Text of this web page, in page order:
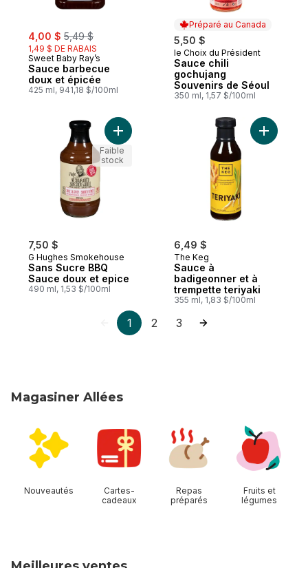
sale:
4,00 $ , formerly:
5,49 $
1,49 $ DE RABAIS
Sweet Baby Ray’s
Sauce barbecue
doux et épicée
425 ml, 941,18 $/100ml
Préparé au Canada
5,50 $
Préparé au Canada
le Choix du Président
Sauce chili
gochujang
Souvenirs de Séoul
350 ml, 1,57 $/100ml
7,50 $
G Hughes Smokehouse
Sans Sucre BBQ
Sauce doux et epice
490 ml, 1,53 $/100ml
Ajouter Sans Sucre BBQ Sauce doux et
Faible
stock
6,49 $
The Keg
Sauce à
badigeonner et à
trempette teriyaki
355 ml, 1,83 $/100ml
Ajouter
1 2 3
Magasiner Allées
Nouveautés
Cartes-
cadeaux
Repas
préparés
Fruits et
légumes